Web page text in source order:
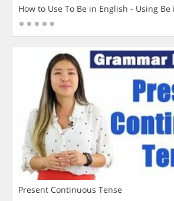
How to Use To Be in English - Using
Present Continuous Tense